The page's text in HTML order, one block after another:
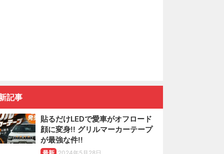
記事
貼るだけLEDで愛車がオフロード
顔に変身!! グリルマーカーテープ
が最強な件!!